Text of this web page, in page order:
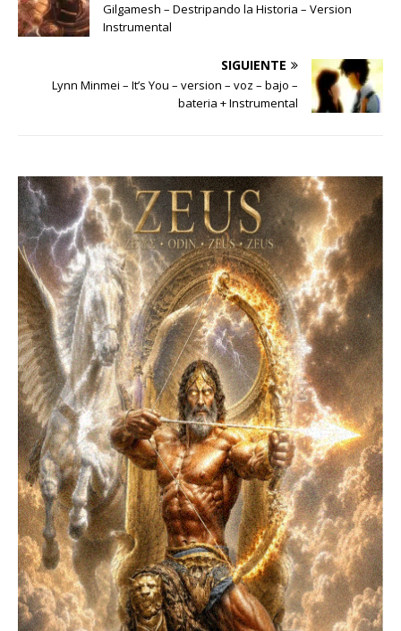
Gilgamesh – Destripando la Historia – Version
Instrumental
SIGUIENTE
Lynn Minmei – It’s You – version – voz – bajo –
bateria + Instrumental